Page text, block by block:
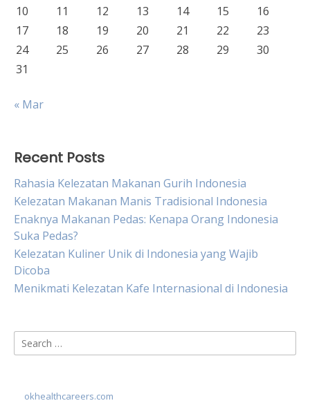
10 11 12 13 14 15
16
17
18 19 20 21 22
23
24
25 26 27 28 29
30
31
« Mar
Recent Posts
Rahasia Kelezatan Makanan Gurih Indonesia
Kelezatan Makanan Manis Tradisional Indonesia
Enaknya Makanan Pedas: Kenapa Orang Indonesia
Suka Pedas?
Kelezatan Kuliner Unik di Indonesia yang Wajib
Dicoba
Menikmati Kelezatan Kafe Internasional di Indonesia
Search
for:
okhealthcareers.com